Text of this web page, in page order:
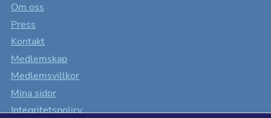
Om oss
Press
Kontakt
Medlemskap
Medlemsvillkor
Mina sidor
Integritetspolicy